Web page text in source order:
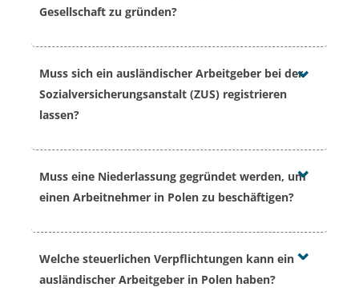
Gesellschaft zu gründen?
Gesellschaft oder Niederlassung in Polen steht einer
Beschäftigung nicht entgegen, hebt jedoch nicht die
Verpflichtungen in Bezug auf die
polnischen Arbeitsrechts auf.
Muss sich ein ausländischer Arbeitgeber bei der
Sozialversicherungsanstalt (ZUS) registrieren
lassen?
polnischen Sozialversicherung unterliegt, müssen die
Melde- und Abrechnungspflichten gegenüber der ZUS
Muss eine Niederlassung gegründet werden, um
einen Arbeitnehmer in Polen zu beschäftigen?
auch ohne Gründung einer Niederlassung möglich,
allerdings muss das Beschäftigungs- und
Welche steuerlichen Verpflichtungen kann ein
ausländischer Arbeitgeber in Polen haben?